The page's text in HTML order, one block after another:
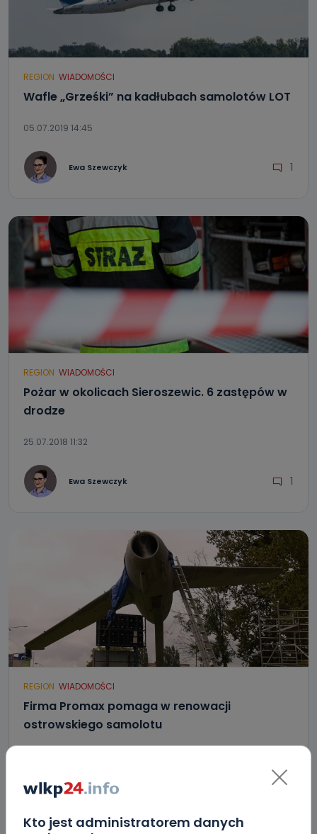
Kto jest administratorem danych
REGION WIADOMOŚCI
Wafle „Grześki” na kadłubach samolotów LOT
05.07.2019 14:45
Ewa Szewczyk 1
REGION WIADOMOŚCI
Pożar w okolicach Sieroszewic. 6 zastępów w
drodze
25.07.2018 11:32
Ewa Szewczyk 1
REGION WIADOMOŚCI
Firma Promax pomaga w renowacji
ostrowskiego samolotu
Marcin Gebel